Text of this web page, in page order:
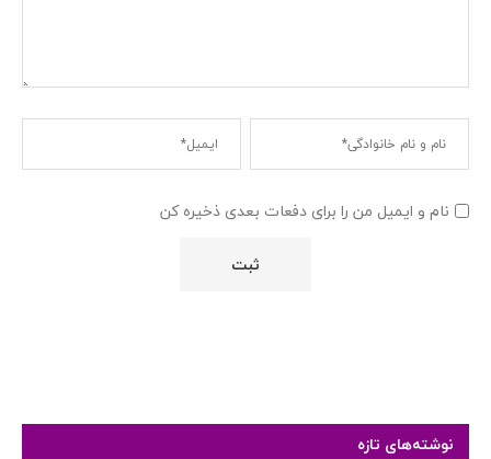
نام و ایمیل من را برای دفعات بعدی ذخیره کن
نوشته‌های تازه